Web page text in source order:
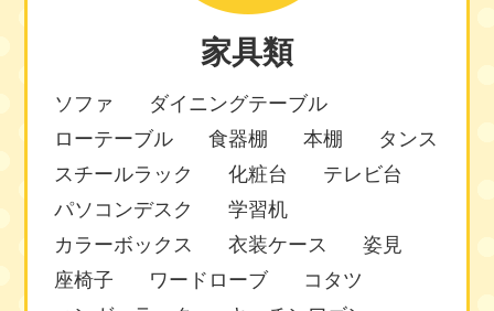
家具類
ソファ
ダイニングテーブル
ローテーブル
食器棚 本棚
タンス
スチールラック
化粧台
テレビ台
パソコンデスク
学習机
カラーボックス
衣装ケース
姿見
座椅子
ワードローブ
コタツ